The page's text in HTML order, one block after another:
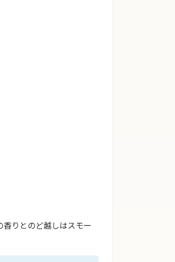
りとのど越しはスモー